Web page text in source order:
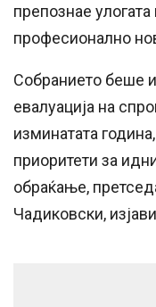
препознае
професионално
Собранието беше
евалуација на
изминатата
приоритети за
обраќање,
Чадиковски,